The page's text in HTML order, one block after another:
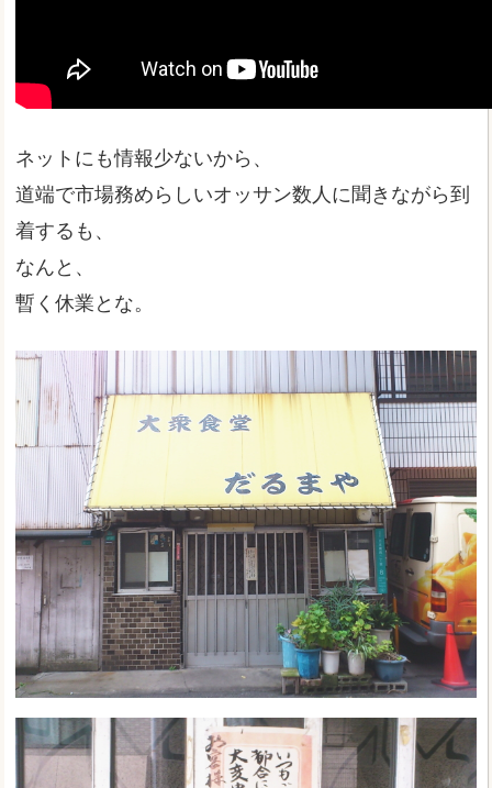
ネットにも情報少ないから、
道端で市場務めらしいオッサン数人に聞きながら到
着するも、
なんと、
暫く休業とな。